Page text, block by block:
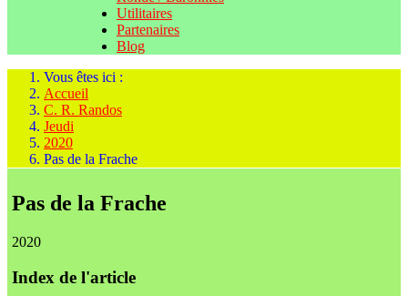
Utilitaires
Partenaires
Blog
Vous êtes ici :
Accueil
C. R. Randos
Jeudi
2020
Pas de la Frache
Pas de la Frache
2020
Index de l'article